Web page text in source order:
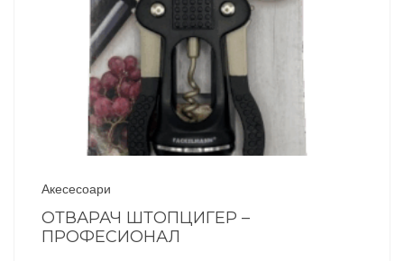
Акесесоари
ОТВАРАЧ ШТОПЦИГЕР –
ПРОФЕСИОНАЛ